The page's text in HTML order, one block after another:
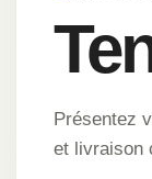
Présentez
et livraison